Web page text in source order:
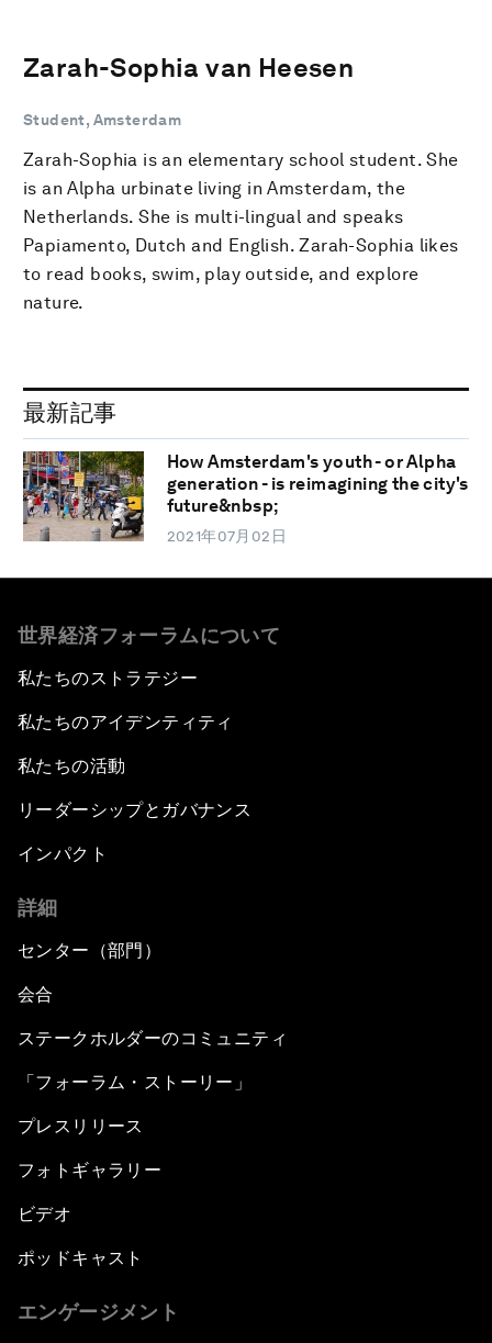
Zarah-Sophia van Heesen
Student, Amsterdam
Zarah-Sophia is an elementary school student. She
is an Alpha urbinate living in Amsterdam, the
Netherlands. She is multi-lingual and speaks
Papiamento, Dutch and English. Zarah-Sophia likes
to read books, swim, play outside, and explore
nature.
最新記事
How Amsterdam's youth - or Alpha
generation - is reimagining the city's
future&nbsp;
2021年07月02日
世界経済フォーラムについて
私たちのストラテジー
私たちのアイデンティティ
私たちの活動
リーダーシップとガバナンス
インパクト
詳細
センター（部門）
会合
ステークホルダーのコミュニティ
「フォーラム・ストーリー」
プレスリリース
フォトギャラリー
ビデオ
ポッドキャスト
エンゲージメント